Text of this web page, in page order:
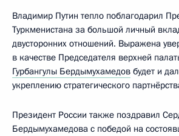
Владимир Путин тепло поблагодарил
Туркменистана за большой личный
двусторонних отношений. Выражена
в качестве Председателя верхней
Гурбангулы Бердымухамедов будет и
укреплению стратегического
Президент России также поздравил
Бердымухамедова с победой на